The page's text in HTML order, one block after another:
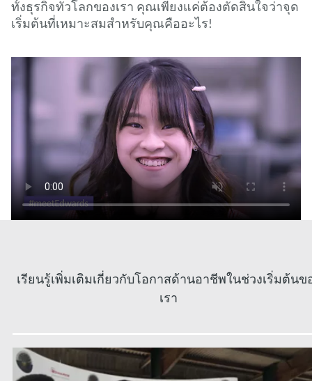
ทั้งธุรกิจทั่วโลกของเรา คุณเพียงแค่ต้องตัดสินใจว่าจุด
เริ่มต้นที่เหมาะสมสําหรับคุณคืออะไร!
เรียนรู้เพิ่มเติมเกี่ยวกับโอกาสด้านอาชีพในช่วงเริ่มต้นข
เรา